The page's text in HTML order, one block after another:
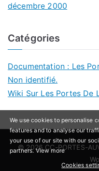
décembre 2000
Catégories
Documentation : Les
Non identifié.
Wiki Sur Les Portes De
© 2026 CC-PORTES-
We use cookies to personalise
features and to analyse our
your use of our site with our
partners.View more
Cookies